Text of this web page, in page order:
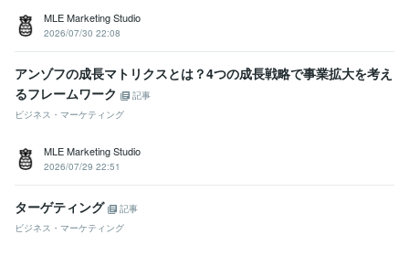
MLE Marketing Studio
2026/07/30 22:08
アンゾフの成長マトリクスとは？4つの成長戦略で事業拡大を考え
るフレームワーク
記事
ビジネス・マーケティング
MLE Marketing Studio
2026/07/29 22:51
ターゲティング
記事
ビジネス・マーケティング